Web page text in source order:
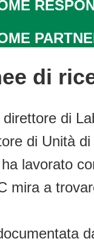
di
di
di Unità
lavorato
mira a